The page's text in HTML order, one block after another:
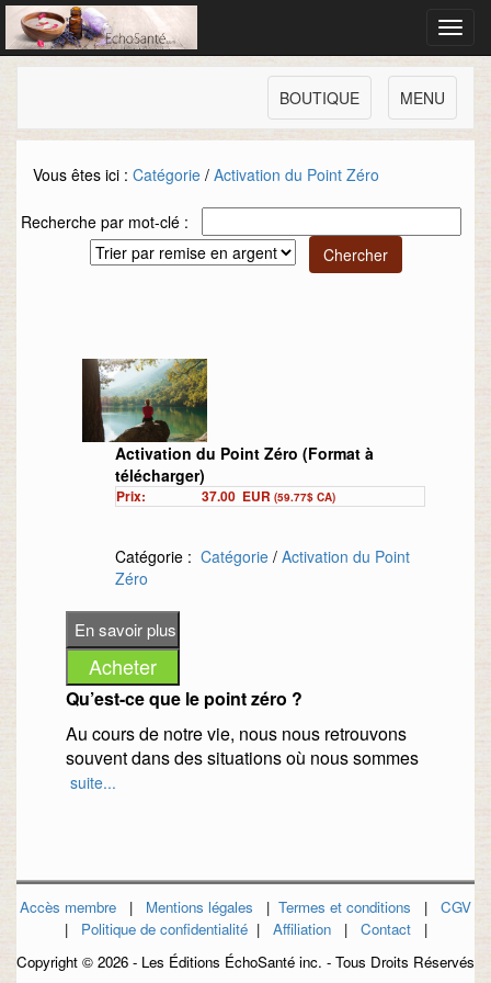
MENU
BOUTIQUE
Vous êtes ici : Catégorie / Activation du Point Zéro
Recherche par mot-clé :
Activation du Point Zéro (Format à
télécharger)
Prix: 37.00 EUR (59.77$ CA)
Catégorie : Catégorie / Activation du Point
Zéro
Qu’est-ce que le point zéro ?
Au cours de notre vie, nous nous retrouvons
souvent dans des situations où nous sommes
polarisés.
Notre être global contient les deux pôles.
Nous sommes donc ombre et lumière, Yin et
Yang.
Le point zéro représente donc la coexistence
suite...
Accès membre | Mentions légales | Termes et conditions | CGV
| Politique de confidentialité| Affiliation| Contact|
Copyright © 2026 - Les Éditions ÉchoSanté inc. - Tous Droits Réservés